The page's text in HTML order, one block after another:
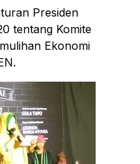
Presiden
tentang Komite
Ekonomi